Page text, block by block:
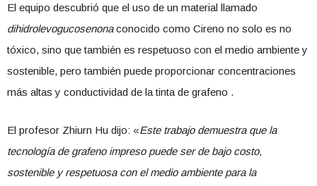
El equipo descubrió que el uso de un material llamado
dihidrolevogucosenonaconocido como Cireno no solo es no
tóxico, sino que también es respetuoso con el medio ambiente y
sostenible, pero también puede proporcionar concentraciones
más altas y conductividad de la tinta de grafeno .
El profesor Zhiurn Hu dijo: «Este trabajo demuestra que la
tecnología de grafeno impreso puede ser de bajo costo,
sostenible y respetuosa con el medio ambiente para la